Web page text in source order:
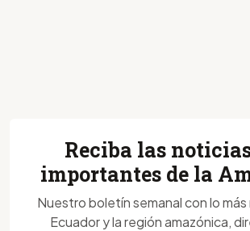
Reciba las
importantes de la
Nuestro boletín semanal con lo
Ecuador y la región amazónica,